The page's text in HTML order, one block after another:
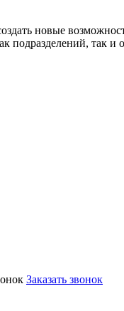
новые
подразделений, так и
Заказать звонок